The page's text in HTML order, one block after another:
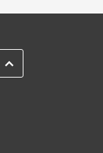
kartě
na nové kartě
otevře na nové
ZPĚT NAHORU